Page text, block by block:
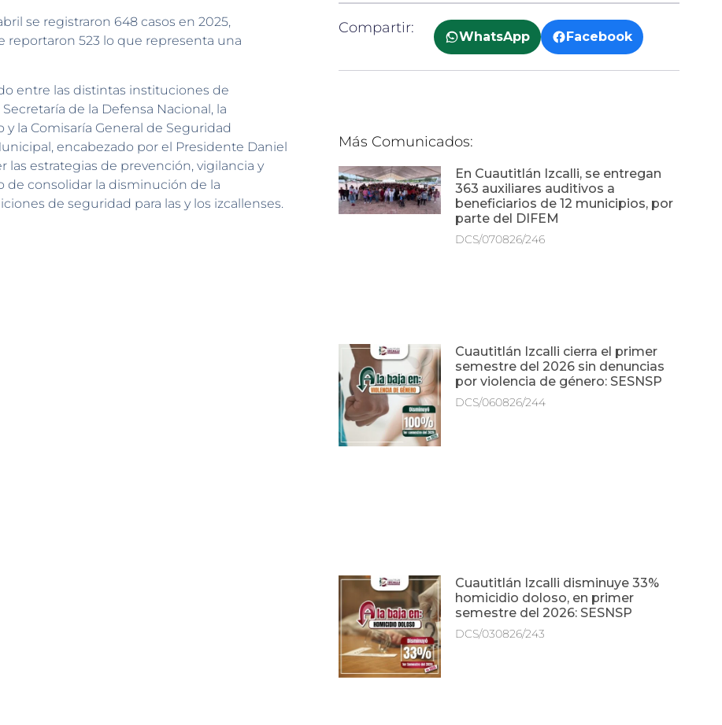
se registraron 648 casos en 2025,
reportaron 523 lo que representa una
entre las distintas instituciones de
de la Defensa Nacional, la
la Comisaría General de Seguridad
encabezado por el Presidente Daniel
estrategias de prevención, vigilancia y
consolidar la disminución de la
de seguridad para las y los izcallenses.
Compartir:
WhatsApp Facebook
Más Comunicados:
En Cuautitlán Izcalli, se entregan
363 auxiliares auditivos a
beneficiarios de 12 municipios, por
parte del DIFEM
DCS/070826/246
Cuautitlán Izcalli cierra el primer
semestre del 2026 sin denuncias
por violencia de género: SESNSP
DCS/060826/244
Cuautitlán Izcalli disminuye 33%
homicidio doloso, en primer
semestre del 2026: SESNSP
DCS/030826/243